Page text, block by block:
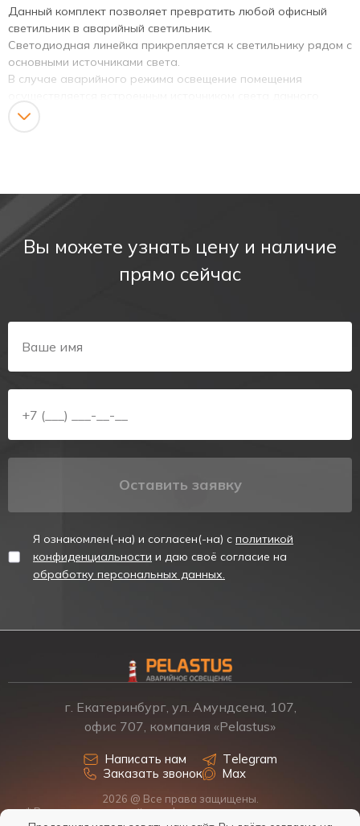
Данный комплект позволяет превратить любой офисный
светильник в аварийный светильник.
Светодиодная линейка прикрепляется к светильнику рядом с
основными источниками света.
В случае аварийного режима освещение помещения
блока питания.
что позволяет менять размер линейки и расширяет
возможность применения в светильниках.
Вы можете узнать цену и наличие
прямо сейчас
Оставить заявку
Я ознакомлен(-на) и согласен(-на) с политикой
конфиденциальности и даю своё согласие на
обработку персональных данных.
г. Екатеринбург, ул. Амундсена, 107,
офис 707, компания «Pelastus»
Написать нам
Заказать звонок
Telegram
Max
2026 @ Все права защищены.
* Размещенная на сайте информация о товарах и ценах не